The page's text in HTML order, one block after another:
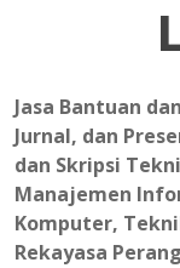
Jasa Bantuan
Jurnal, dan
dan Skripsi
Manajemen
Komputer,
Rekayasa